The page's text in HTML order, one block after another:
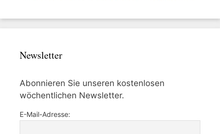
Newsletter
Abonnieren Sie unseren kostenlosen
wöchentlichen Newsletter.
E-Mail-Adresse: